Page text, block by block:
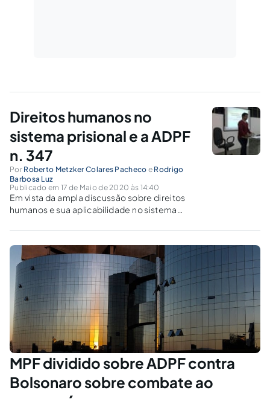
Direitos humanos no
sistema prisional e a ADPF
n. 347
Por Roberto Metzker Colares Pacheco e Rodrigo
Barbosa Luz
Publicado em 17 de Maio de 2020 às 14:40
Em vista da ampla discussão sobre direitos
humanos e sua aplicabilidade no sistema
propositura da Arguição de Descumprimento
de Preceito Fundamental n. 347 é instrumento
hábil a garantir-lhes efetivo exercício.
MPF dividido sobre ADPF contra
Bolsonaro sobre combate ao